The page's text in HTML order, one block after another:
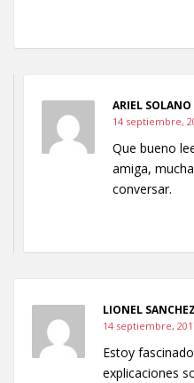
ARIEL SOLANO
14 septiembre,
Que bueno
amiga,
conversar.
LIONEL SANCHEZ
14 septiembre,
Estoy
explicaciones